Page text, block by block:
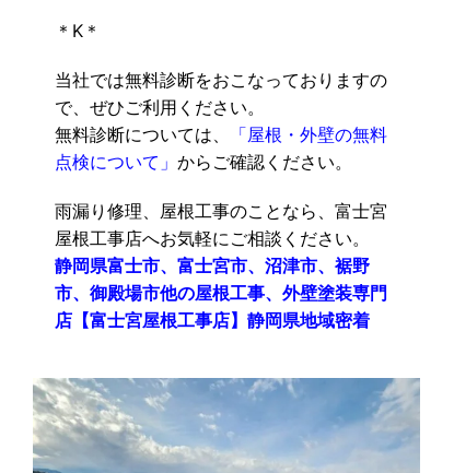
＊K＊
当社では無料診断をおこなっておりますの
で、ぜひご利用ください。
無料診断については、
「屋根・外壁の無料
点検について」 からご確認ください。
雨漏り修理、屋根工事のことなら、富士宮
屋根工事店へお気軽にご相談ください。
静岡県富士市、富士宮市、沼津市、裾野
市、御殿場市他の屋根工事、外壁塗装専門
店【富士宮屋根工事店】静岡県地域密着